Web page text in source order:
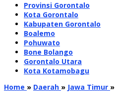
Provinsi Gorontalo
Kota Gorontalo
Kabupaten Gorontalo
Boalemo
Pohuwato
Bone Bolango
Gorontalo Utara
Kota Kotamobagu
Home » Daerah » Jawa Timur »